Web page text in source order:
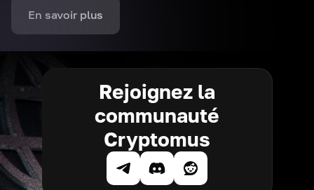
En savoir plus
Rejoignez la
communauté
Cryptomus